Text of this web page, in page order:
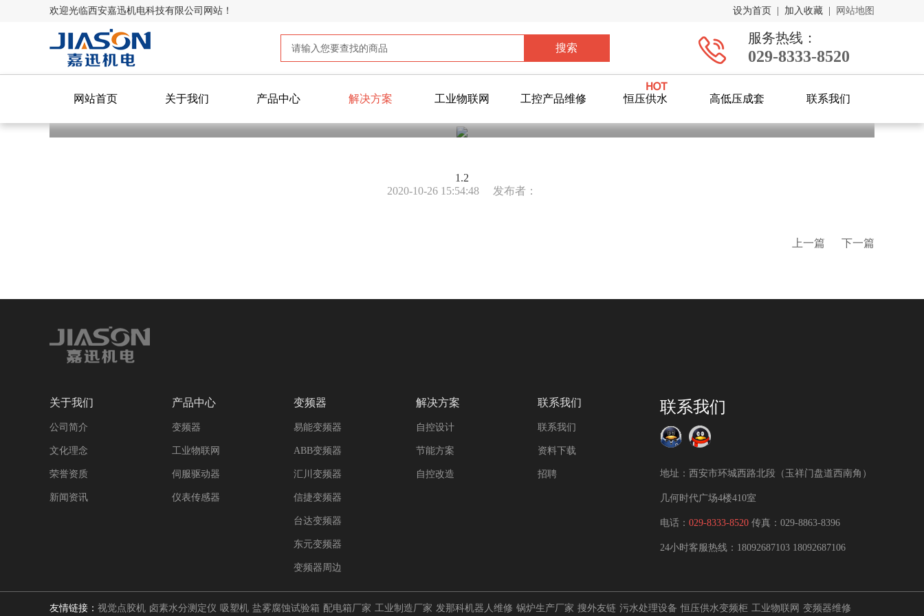
欢迎光临西安嘉迅机电科技有限公司网站！ 设为首页 加入收藏 网站地图
服务热线：
029-8333-8520
网站首页 关于我们 产品中心 解决方案 工业物联网 工控产品维修 恒压供水 高低压成套
联系我们
1.2
2020-10-26 15:54:48
发布者：
上一篇 下一篇
关于我们
公司简介
文化理念
荣誉资质
新闻资讯
产品中心
变频器
工业物联网
伺服驱动器
仪表传感器
变频器
易能变频器
ABB变频器
汇川变频器
信捷变频器
台达变频器
东元变频器
变频器周边
解决方案
自控设计
节能方案
自控改造
联系我们
联系我们
资料下载
招聘
联系我们
地址：西安市环城西路北段（玉祥门盘道西南角）
几何时代广场4楼410室
电话： 029-8333-8520 传真：029-8863-8396
24小时客服热线： 18092687103 18092687106
友情链接： 视觉点胶机 卤素水分测定仪 吸塑机 盐雾腐蚀试验箱 配电箱厂家 工业制造厂家 发那科机器人维修 锅炉生产厂家 搜外友链 污水处理设备 恒压供水变频柜 工业物联网 变频器维修